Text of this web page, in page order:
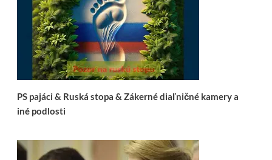
PS pajáci & Ruská stopa & Zákerné diaľničné kamery a
iné podlosti